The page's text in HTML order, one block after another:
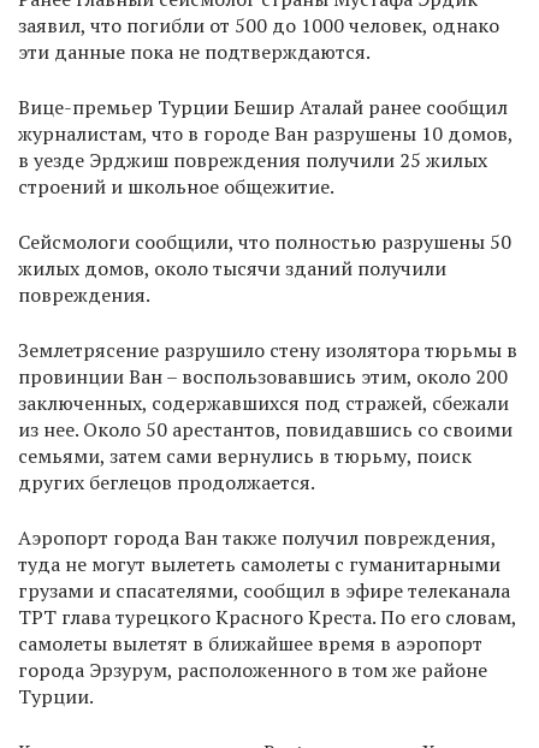
заявил, что погибли от 500 до 1000 человек, однако
эти данные пока не подтверждаются.
Вице-премьер Турции Бешир Аталай ранее сообщил
журналистам, что в городе Ван разрушены 10 домов,
в уезде Эрджиш повреждения получили 25 жилых
строений и школьное общежитие.
Сейсмологи сообщили, что полностью разрушены 50
жилых домов, около тысячи зданий получили
повреждения.
Землетрясение разрушило стену изолятора тюрьмы в
провинции Ван – воспользовавшись этим, около 200
заключенных, содержавшихся под стражей, сбежали
из нее. Около 50 арестантов, повидавшись со своими
семьями, затем сами вернулись в тюрьму, поиск
других беглецов продолжается.
Аэропорт города Ван также получил повреждения,
туда не могут вылететь самолеты с гуманитарными
грузами и спасателями, сообщил в эфире телеканала
ТРТ глава турецкого Красного Креста. По его словам,
самолеты вылетят в ближайшее время в аэропорт
города Эрзурум, расположенного в том же районе
Турции.